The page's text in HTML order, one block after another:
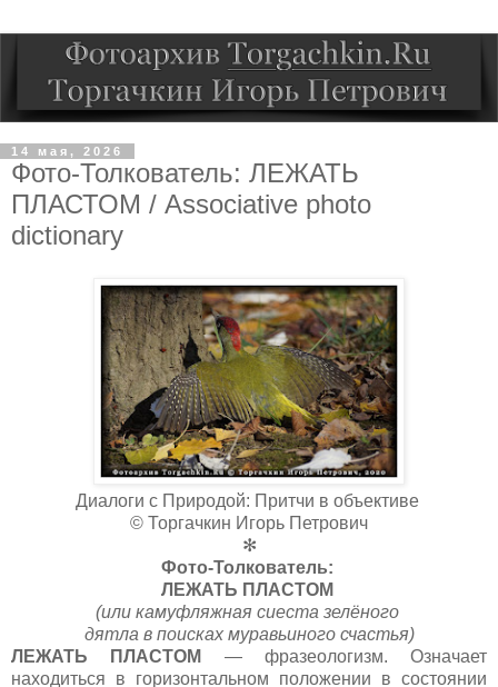
14 мая, 2026
Фото-Толкователь: ЛЕЖАТЬ
ПЛАСТОМ / Associative photo
dictionary
Диалоги с Природой: Притчи в объективе
© Торгачкин Игорь Петрович
✻
Фото-Толкователь:
ЛЕЖАТЬ ПЛАСТОМ
(или камуфляжная сиеста зелёного
дятла в поисках муравьиного счастья)
ЛЕЖАТЬ ПЛАСТОМ
— фразеологизм. Означает
находиться в горизонтальном положении в состоянии